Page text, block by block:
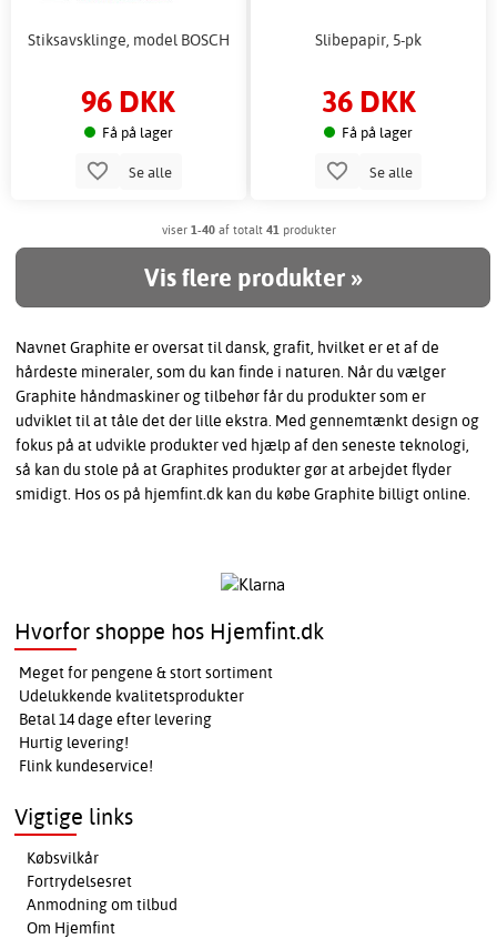
Stiksavsklinge, model BOSCH
96 DKK
Få på lager
Se alle
Slibepapir, 5-pk
36 DKK
Få på lager
Se alle
viser 1-40af totalt 41 produkter
Vis flere produkter »
Navnet Graphite er oversat til dansk, grafit, hvilket er et af de
hårdeste mineraler, som du kan finde i naturen. Når du vælger
Graphite håndmaskiner og tilbehør får du produkter som er
udviklet til at tåle det der lille ekstra. Med gennemtænkt design og
fokus på at udvikle produkter ved hjælp af den seneste teknologi,
så kan du stole på at Graphites produkter gør at arbejdet flyder
smidigt. Hos os på hjemfint.dk kan du købe Graphite billigt online.
Hvorfor shoppe hos Hjemfint.dk
Meget for pengene & stort sortiment
Udelukkende kvalitetsprodukter
Betal 14 dage efter levering
Hurtig levering!
Flink kundeservice!
Vigtige links
Købsvilkår
Fortrydelsesret
Anmodning om tilbud
Om Hjemfint